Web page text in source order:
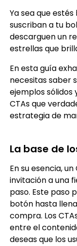
Ya sea que
suscriban a tu
descarguen un
estrellas que
En esta guía
necesitas saber
ejemplos
CTAs que
estrategia de
La base de
En su esencia,
invitación a una
paso. Este paso
botón hasta
compra. Los
entre el
deseas que los